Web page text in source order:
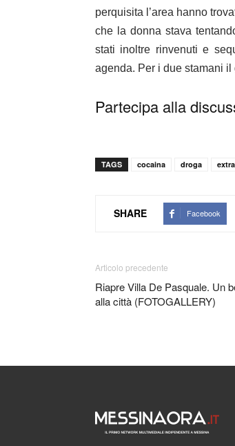
perquisita l’area hanno
che la donna stava
stati inoltre rinvenuti e
agenda. Per i due stamani
Partecipa alla
TAGS cocaina droga
SHARE Facebook
Articolo precedente
Riapre Villa De Pasquale. Un
alla città (FOTOGALLERY)